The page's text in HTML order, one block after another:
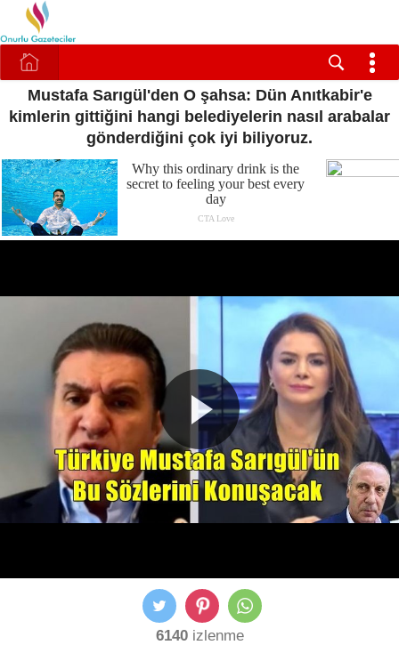
Mustafa Sarıgül'den O şahsa: Dün Anıtkabir'e
kimlerin gittiğini hangi belediyelerin nasıl arabalar
gönderdiğini çok iyi biliyoruz.
6140izlenme